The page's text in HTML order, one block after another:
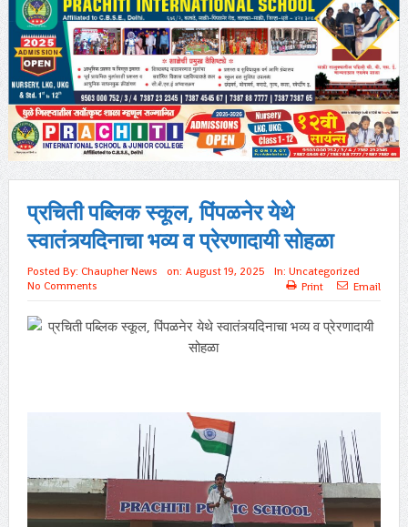
प्रचिती पब्लिक स्कूल, पिंपळनेर येथे
स्वातंत्र्यदिनाचा भव्य व प्रेरणादायी सोहळा
Posted By: Chaupher News on: August 19, 2025 In: Uncategorized
No Comments
Print Email